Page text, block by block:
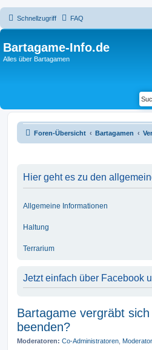
Schnellzugriff FAQ
Bartagame-Info.de
Alles über Bartagamen
Foren-Übersicht Bartagamen
Hier geht es zu den
Allgemeine Informationen
Haltung
Terrarium
Jetzt einfach über Facebook
Bartagame vergräbt
beenden?
Moderatoren: Co-Administratoren